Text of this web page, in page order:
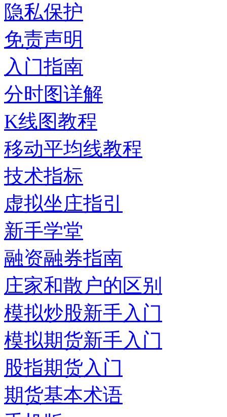
隐私保护
免责声明
入门指南
分时图详解
K线图教程
移动平均线教程
技术指标
虚拟坐庄指引
新手学堂
融资融券指南
庄家和散户的区别
模拟炒股新手入门
模拟期货新手入门
股指期货入门
期货基本术语